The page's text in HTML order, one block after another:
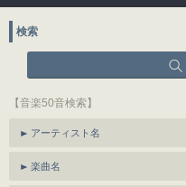
検索
【音楽50音検索】
アーティスト名
楽曲名